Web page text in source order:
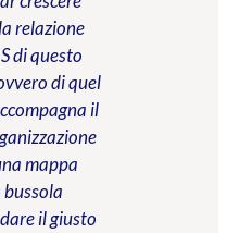
relazione
di questo
di quel
il
mappa
il giusto